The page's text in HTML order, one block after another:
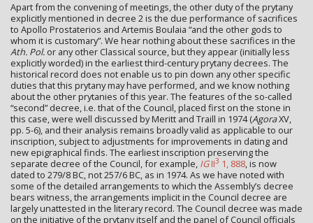
Apart from the convening of meetings, the other duty of the prytany
explicitly mentioned in decree 2 is the due performance of sacrifices
to Apollo Prostaterios and Artemis Boulaia “and the other gods to
whom it is customary”. We hear nothing about these sacrifices in the
Ath. Pol. or any other Classical source, but they appear (initially less
explicitly worded) in the earliest third-century prytany decrees. The
historical record does not enable us to pin down any other specific
duties that this prytany may have performed, and we know nothing
about the other prytanies of this year. The features of the so-called
“second” decree, i.e. that of the Council, placed first on the stone in
this case, were well discussed by Meritt and Traill in 1974 (AgoraXV,
pp. 5-6), and their analysis remains broadly valid as applicable to our
inscription, subject to adjustments for improvements in dating and
new epigraphical finds. The earliest inscription preserving the
separate decree of the Council, for example, IGII3 1, 888, is now
dated to 279/8 BC, not 257/6 BC, as in 1974. As we have noted with
some of the detailed arrangements to which the Assembly’s decree
bears witness, the arrangements implicit in the Council decree are
largely unattested in the literary record. The Council decree was made
on the initiative of the prytany itself and the panel of Council officials